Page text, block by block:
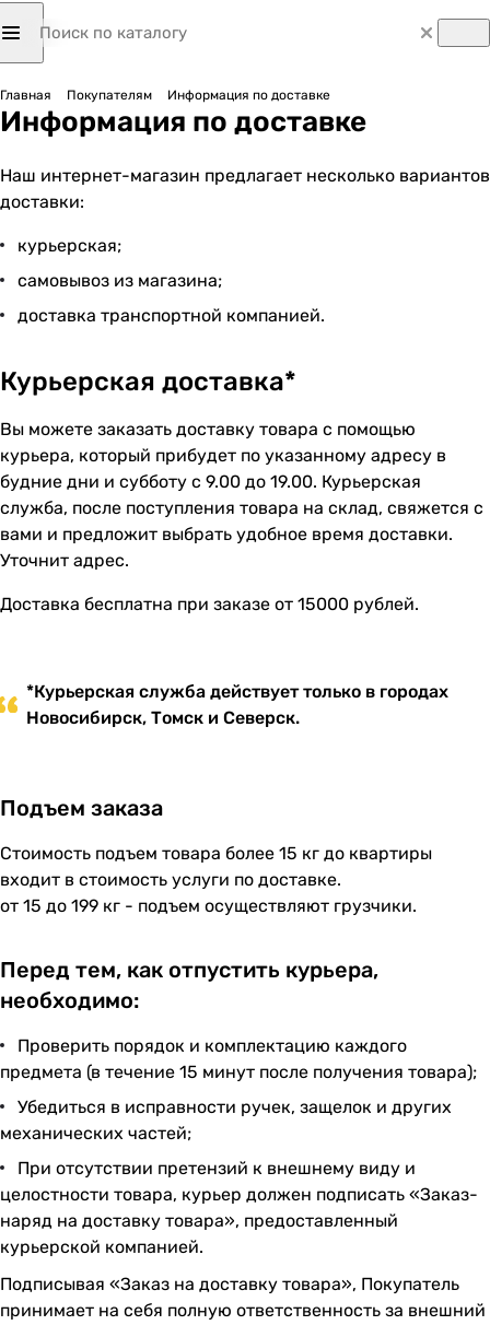
Главная Покупателям Информация по доставке
Информация по доставке
Наш интернет-магазин предлагает несколько вариантов
доставки:
курьерская;
самовывоз из магазина;
доставка транспортной компанией.
Курьерская доставка*
Вы можете заказать доставку товара с помощью
курьера, который прибудет по указанному адресу в
будние дни и субботу с 9.00 до 19.00. Курьерская
служба, после поступления товара на склад, свяжется с
вами и предложит выбрать удобное время доставки.
Уточнит адрес.
Доставка бесплатна при заказе от 15000 рублей.
*Курьерская служба действует только в городах
Новосибирск, Томск и Северск.
Подъем заказа
Стоимость подъем товара более 15 кг до квартиры
входит в стоимость услуги по доставке.
от 15 до 199 кг - подъем осуществляют грузчики.
Перед тем, как отпустить курьера,
необходимо:
Проверить порядок и комплектацию каждого
предмета (в течение 15 минут после получения товара);
Убедиться в исправности ручек, защелок и других
механических частей;
При отсутствии претензий к внешнему виду и
целостности товара, курьер должен подписать «Заказ-
наряд на доставку товара», предоставленный
курьерской компанией.
Подписывая «Заказ на доставку товара», Покупатель
принимает на себя полную ответственность за внешний